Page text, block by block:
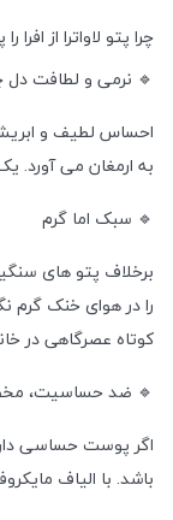
چرا پتو لاواترا از
🔹 نرمی و لطافت
احساس لطیف و
به ارمغان می آورد.
🔹 سبک اما گرم
برخلاف پتو های
را در هوای خنک گرم
کوتاه عصرگاهی در
🔹 ضد حساسیت،
اگر پوست حساسی
باشد. با الیاف